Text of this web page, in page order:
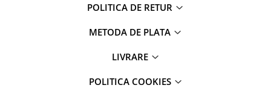
Dispenser acoperitori incaltaminte
Rola cearceaf medical si lavete
POLITICA DE RETUR
METODA DE PLATA
LIVRARE
POLITICA COOKIES